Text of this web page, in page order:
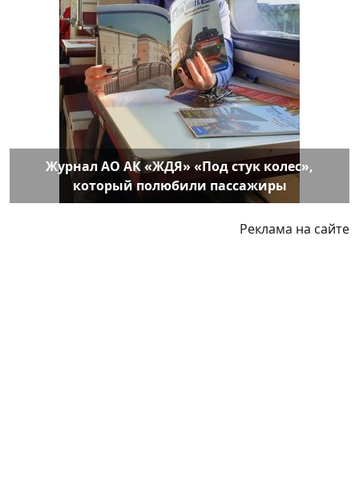
Журнал АО АК «ЖДЯ» «Под стук колес»,
который полюбили пассажиры
Реклама на сайте